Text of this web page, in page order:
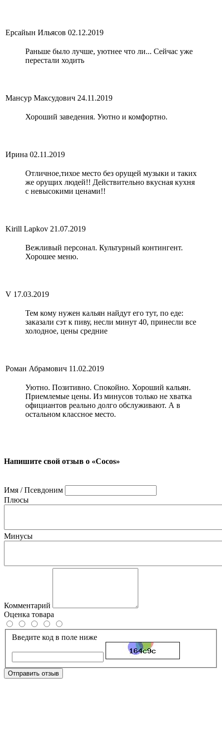
Ерсайын Ильясов 02.12.2019
Раньше было лучше, уютнее что ли... Сейчас уже
перестали ходить
Мансур Максудович 24.11.2019
Хороший заведения. Уютно и комфортно.
Ирина 02.11.2019
Отличное,тихое место без орущей музыки и таких
же орущих людей!! Действительно вкусная кухня
с невысокими ценами!!
Kirill Lapkov 21.07.2019
Вежливый персонал. Культурный контингент.
Хорошее меню.
V 17.03.2019
Тем кому нужен кальян найдут его тут, по еде:
заказали сэт к пиву, несли минут 40, принесли все
холодное, цены средние
Роман Абрамович 11.02.2019
Уютно. Позитивно. Спокойно. Хороший кальян.
Приемлемые цены. Из минусов только не хватка
официантов реально долго обслуживают. А в
остальном классное место.
Напишите свой отзыв о «Cocos»
Имя / Псевдоним
Плюсы
Минусы
Комментарий
Оценка товара
Введите код в поле ниже
Отправить отзыв